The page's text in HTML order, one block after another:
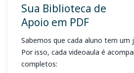
Sua Biblioteca de
Apoio em PDF
Sabemos que cada aluno tem um
Por isso, cada videoaula é
completos: